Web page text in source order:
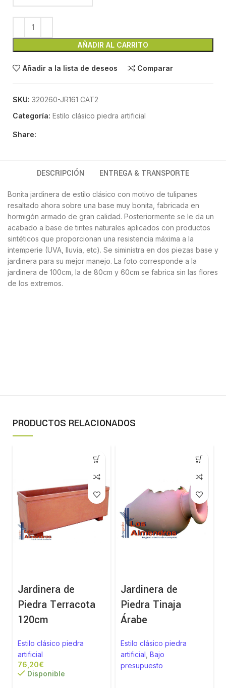
AÑADIR AL CARRITO
Añadir a la lista de deseos Comparar
SKU: 320260-JR161 CAT2
Categoría: Estilo clásico piedra artificial
Share:
DESCRIPCIÓN ENTREGA & TRANSPORTE
Bonita jardinera de estilo clásico con motivo de tulipanes
resaltado ahora sobre una base muy bonita, fabricada en
hormigón armado de gran calidad. Posteriormente se le da un
acabado a base de tintes naturales aplicados con productos
sintéticos que proporcionan una resistencia máxima a la
intemperie (UVA, lluvia, etc). Se siministra en dos piezas base y
jardinera para su mejor manejo. La foto corresponde a la
jardinera de 100cm, la de 80cm y 60cm se fabrica sin las flores
de los extremos.
PRODUCTOS RELACIONADOS
Jardinera de
Piedra Terracota
120cm
Estilo clásico piedra
artificial
€
Disponible
Jardinera de
Piedra Tinaja
Árabe
Estilo clásico piedra
artificial Bajo
presupuesto